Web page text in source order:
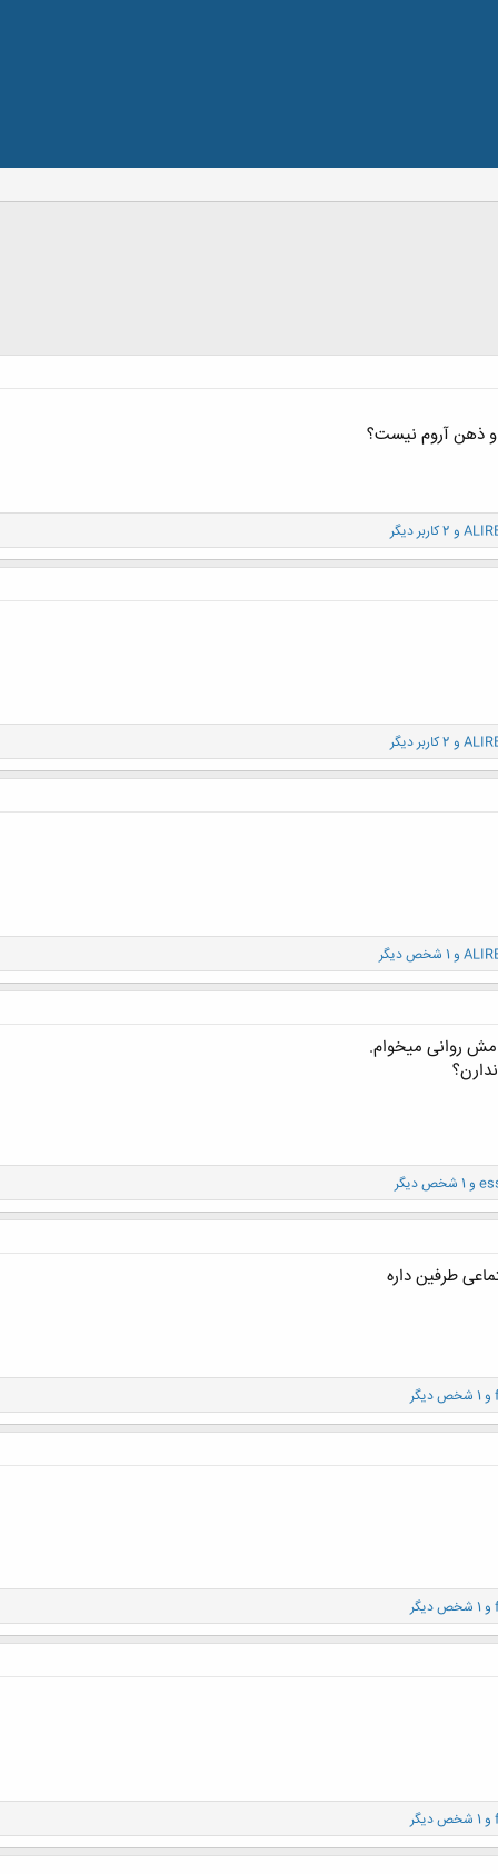
و ذهن آروم نیست؟
و 2 کاربر دیگر
و 2 کاربر دیگر
و 1 شخص دیگر
روانی میخوام.
و 1 شخص دیگر
طرفین داره
و 1 شخص دیگر
و 1 شخص دیگر
و 1 شخص دیگر